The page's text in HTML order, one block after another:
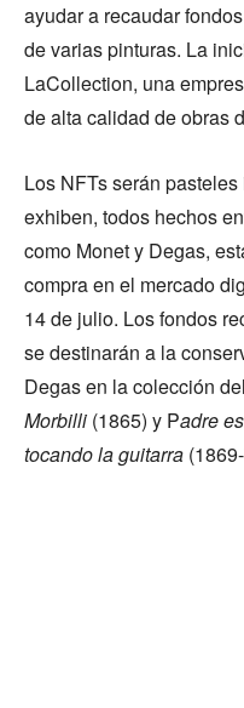
ayudar a recaudar
de varias pinturas. La
LaCollection, una
de alta calidad de obras
Los NFTs serán
exhiben, todos hechos
como Monet y Degas⁠,
compra en el mercado
14 de julio. Los fondos
se destinarán a la
Degas en la colección
Morbilli (1865) y Padre
tocando la guitarra